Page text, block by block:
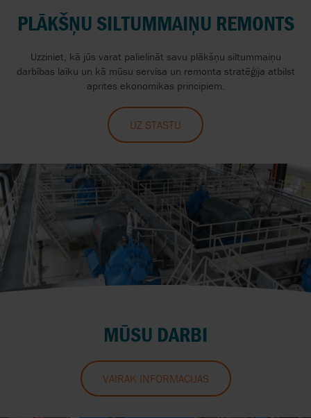
PLĀKŠŅU SILTUMMAIŅU REMONTS
Uzziniet, kā jūs varat palielināt savu plākšņu siltummaiņu
darbības laiku un kā mūsu servisa un remonta stratēģija atbilst
aprites ekonomikas principiem.
UZ STĀSTU
MŪSU DARBI
VAIRĀK INFORMĀCIJAS